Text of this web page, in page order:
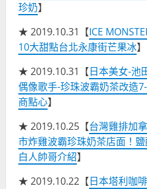
珍奶】
★ 2019.10.31【ICE
10大甜點台北永康街芒果冰】
★ 2019.10.31【日本美女-池
偶像歌手-珍珠波霸奶茶改造
商點心】
★ 2019.10.25【台灣雞排加
市炸雞波霸珍珠奶茶店面！
白人帥哥介紹】
★ 2019.10.22【日本塔利咖